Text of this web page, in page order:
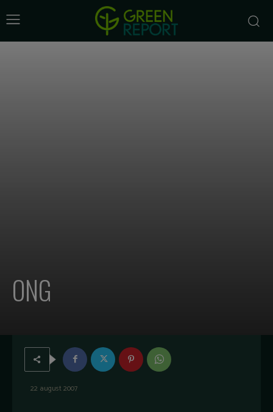
ONG
22 august 2007